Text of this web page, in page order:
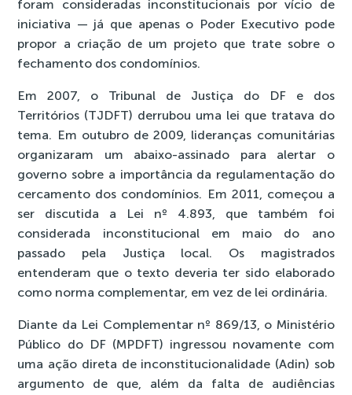
foram consideradas inconstitucionais por vício de
iniciativa — já que apenas o Poder Executivo pode
propor a criação de um projeto que trate sobre o
fechamento dos condomínios.
Em 2007, o Tribunal de Justiça do DF e dos
Territórios (TJDFT) derrubou uma lei que tratava do
tema. Em outubro de 2009, lideranças comunitárias
organizaram um abaixo-assinado para alertar o
governo sobre a importância da regulamentação do
cercamento dos condomínios. Em 2011, começou a
ser discutida a Lei nº 4.893, que também foi
considerada inconstitucional em maio do ano
passado pela Justiça local. Os magistrados
entenderam que o texto deveria ter sido elaborado
como norma complementar, em vez de lei ordinária.
Diante da Lei Complementar nº 869/13, o Ministério
Público do DF (MPDFT) ingressou novamente com
uma ação direta de inconstitucionalidade (Adin) sob
argumento de que, além da falta de audiências